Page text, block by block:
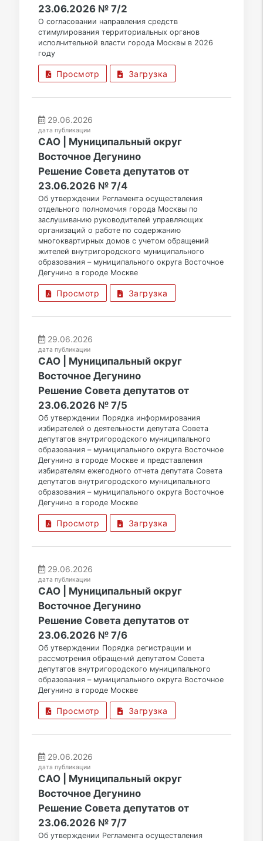
23.06.2026 № 7/2
О согласовании направления средств
стимулирования территориальных органов
исполнительной власти города Москвы в 2026
году
Просмотр Загрузка
29.06.2026
дата публикации
САО | Муниципальный округ
Восточное Дегунино
Решение Совета депутатов от
23.06.2026 № 7/4
Об утверждении Регламента осуществления
отдельного полномочия города Москвы по
заслушиванию руководителей управляющих
организаций о работе по содержанию
многоквартирных домов с учетом обращений
жителей внутригородского муниципального
образования – муниципального округа Восточное
Дегунино в городе Москве
Просмотр Загрузка
29.06.2026
дата публикации
САО | Муниципальный округ
Восточное Дегунино
Решение Совета депутатов от
23.06.2026 № 7/5
Об утверждении Порядка информирования
избирателей о деятельности депутата Совета
депутатов внутригородского муниципального
образования – муниципального округа Восточное
Дегунино в городе Москве и представления
избирателям ежегодного отчета депутата Совета
депутатов внутригородского муниципального
образования – муниципального округа Восточное
Дегунино в городе Москве
Просмотр Загрузка
29.06.2026
дата публикации
САО | Муниципальный округ
Восточное Дегунино
Решение Совета депутатов от
23.06.2026 № 7/6
Об утверждении Порядка регистрации и
рассмотрения обращений депутатом Совета
депутатов внутригородского муниципального
образования – муниципального округа Восточное
Дегунино в городе Москве
Просмотр Загрузка
29.06.2026
дата публикации
САО | Муниципальный округ
Восточное Дегунино
Решение Совета депутатов от
23.06.2026 № 7/7
Об утверждении Регламента осуществления